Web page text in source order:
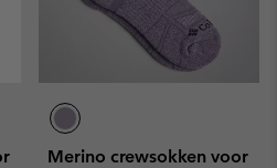
Merino crewsokken voor